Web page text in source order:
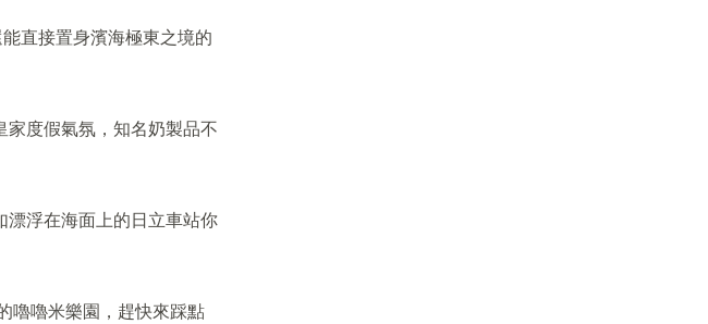
直接置身濱海極東之境的
度假氣氛，知名奶製品不
漂浮在海面上的日立車站你
嚕嚕米樂園，趕快來踩點